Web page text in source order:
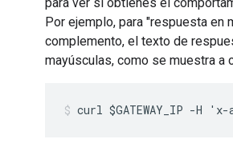
Por ejemplo, para "respuesta en
complemento, el texto de
mayúsculas, como se muestra a
curl $GATEWAY_IP -H 'x-